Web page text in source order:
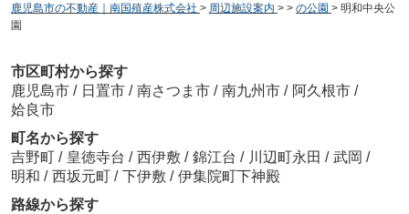
鹿児島市の不動産｜南国殖産株式会社 > 周辺施設案内 > > の公園 > 明和中央公
園
市区町村から探す
鹿児島市 / 日置市 / 南さつま市 / 南九州市 / 阿久根市 /
姶良市
町名から探す
吉野町 / 皇徳寺台 / 西伊敷 / 錦江台 / 川辺町永田 / 武岡 /
明和 / 西坂元町 / 下伊敷 / 伊集院町下神殿
路線から探す